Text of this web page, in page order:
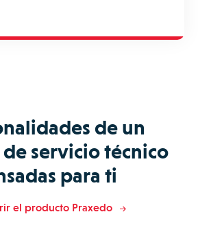
de un
servicio técnico
para ti
el producto Praxedo